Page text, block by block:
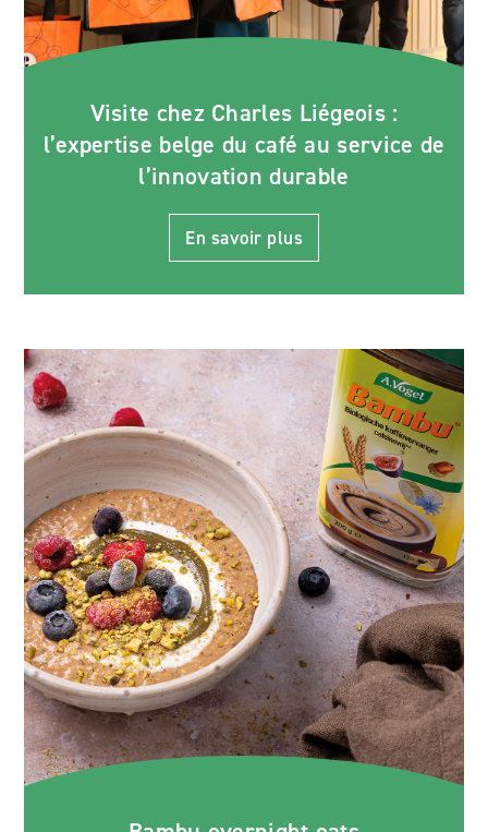
Visite chez Charles Liégeois :
l’expertise belge du café au service de
l’innovation durable
En savoir plus